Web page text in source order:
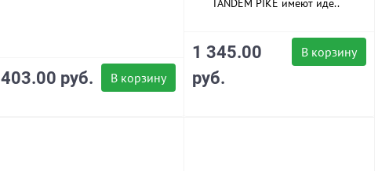
В корзину
403.00 руб.
TANDEM PIKE имеют иде..
В корзину
1 345.00
руб.